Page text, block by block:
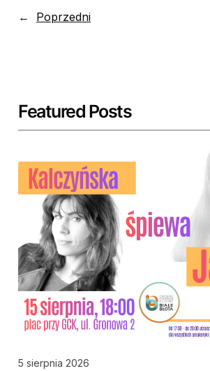
← Poprzedni
Featured Posts
5 sierpnia 2026